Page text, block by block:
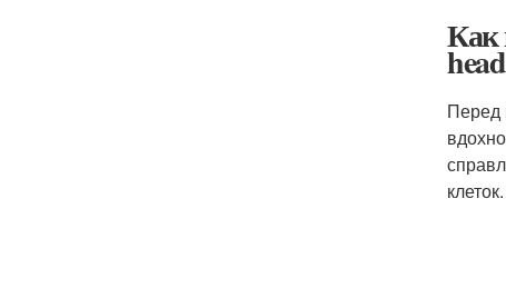
Как
head
Перед
клеток.